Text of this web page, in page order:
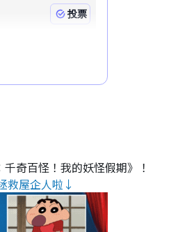
奇百怪！我的妖怪假期》！
救屋企人啦↓